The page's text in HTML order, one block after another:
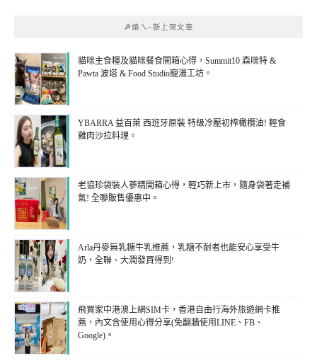
🔎燒ㄟ~新上架文章
貓咪主食糧及貓咪餐食開箱心得，Summit10 森咪特 &
Pawta 波塔 & Food Studio寵湯工坊。
YBARRA 益百萊 西班牙原裝 特級冷壓初榨橄欖油! 輕食
雞肉沙拉料理。
老協珍袋裝人蔘精開箱心得，輕巧新上市，隨身袋著走補
氣! 全聯販售優惠中。
Arla丹麥無乳糖牛乳推薦，乳糖不耐者也能安心享受牛
奶，全聯、大潤發買得到!
飛買家中港澳上網SIM卡，香港自由行海外旅遊網卡推
薦，內文含使用心得分享(免翻牆使用LINE、FB、
Google)。